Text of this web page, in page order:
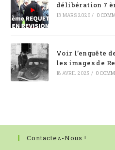
délibération 7
13 MARS 2026 / 0
Voir l’enquête
les images de
18 AVRIL 2025 / 0
Contactez-Nous !